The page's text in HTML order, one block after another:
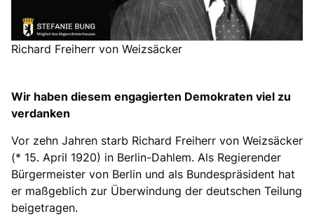
Wir haben diesem engagierten Demokraten viel zu
verdanken
Vor zehn Jahren starb Richard Freiherr von Weizsäcker
(* 15. April 1920) in Berlin-Dahlem. Als Regierender
Bürgermeister von Berlin und als Bundespräsident hat
er maßgeblich zur Überwindung der deutschen Teilung
beigetragen.
Richard Freiherr von Weizsäcker